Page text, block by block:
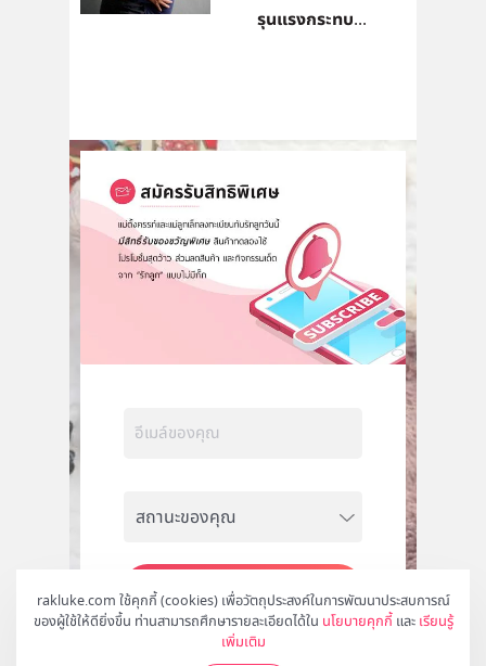
rakluke.com ใช้คุกกี้ (cookies) เพื่อวัตถุประสงค์ในการพัฒนาประสบการณ์
ของผู้ใช้ให้ดียิ่งขึ้น ท่านสามารถศึกษารายละเอียดได้ใน นโยบายคุกกี้ และ เรียนรู้
เพิ่มเติม
รุนแรงกระทบ...
สมัคร